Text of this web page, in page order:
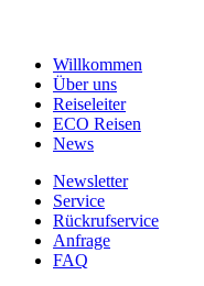
Willkommen
Über uns
Reiseleiter
ECO Reisen
News
Newsletter
Service
Rückrufservice
Anfrage
FAQ